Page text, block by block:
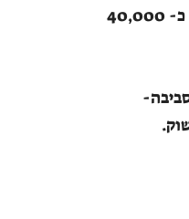
עיריית ירושלים- ניקיון מתחם "כיכר ספרא" כ- 40,000